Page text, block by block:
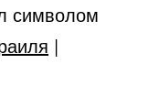
символом
|